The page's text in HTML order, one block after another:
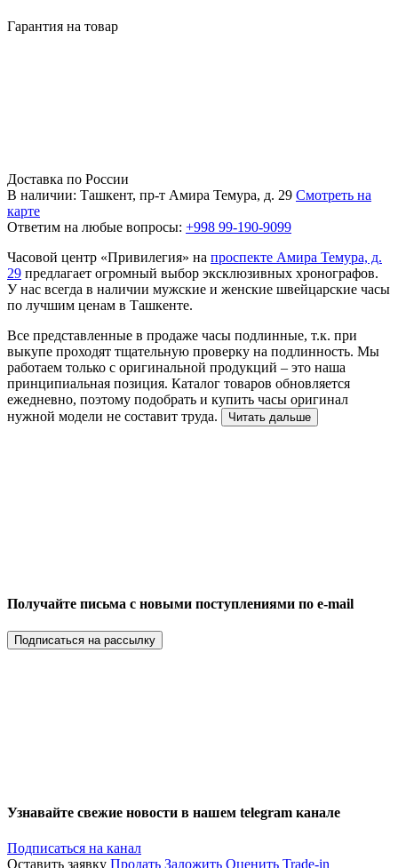
Гарантия на товар
Доставка по России
В наличии: Ташкент, пр-т Амира Темура, д. 29 Смотреть на
карте
Ответим на любые вопросы: +998 99-190-9099
Часовой центр «Привилегия» на проспекте Амира Темура, д.
29 предлагает огромный выбор эксклюзивных хронографов.
У нас всегда в наличии мужские и женские швейцарские часы
по лучшим ценам в Ташкенте.
Все представленные в продаже часы подлинные, т.к. при
выкупе проходят тщательную проверку на подлинность. Мы
работаем только с оригинальной продукций – это наша
принципиальная позиция. Каталог товаров обновляется
ежедневно, поэтому подобрать и купить часы оригинал
нужной модели не составит труда.
Читать дальше
Получайте письма с новыми поступлениями по e-mail
Подписаться на рассылку
Узнавайте свежие новости в нашем telegram канале
Подписаться на канал
Оставить заявку Продать Заложить Оценить Trade-in